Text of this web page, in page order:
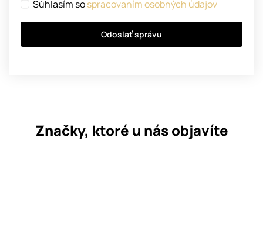
Súhlasím sospracovaním osobných údajov
Odoslať správu
Značky, ktoré u nás objavíte